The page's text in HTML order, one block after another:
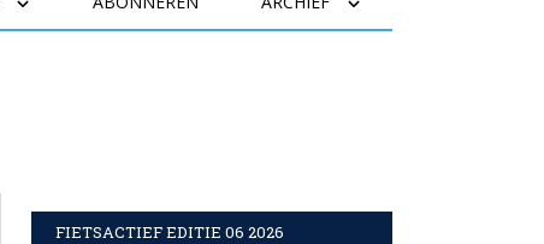
FIETSACTIEF EDITIE 06 2026